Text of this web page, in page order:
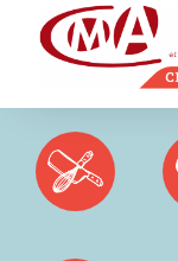
Panneau de